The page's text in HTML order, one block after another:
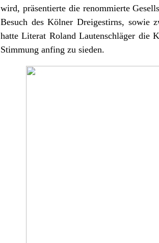
wird, präsentierte die renommierte
Besuch des Kölner Dreigestirns, sowie
hatte Literat Roland Lautenschläger die
Stimmung anfing zu sieden.